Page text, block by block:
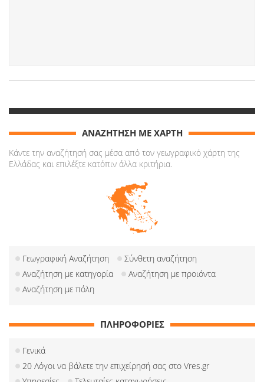
ΑΝΑΖΗΤΗΣΗ ΜΕ ΧΑΡΤΗ
Κάντε την αναζήτησή σας μέσα από τον γεωγραφικό χάρτη της
Ελλάδας και επιλέξτε κατόπιν άλλα κριτήρια.
Γεωγραφική Αναζήτηση
Σύνθετη αναζήτηση
Αναζήτηση με κατηγορία
Αναζήτηση με προιόντα
Αναζήτηση με πόλη
ΠΛΗΡΟΦΟΡΙΕΣ
Γενικά
20 Λόγοι να βάλετε την επιχείρησή σας στο Vres.gr